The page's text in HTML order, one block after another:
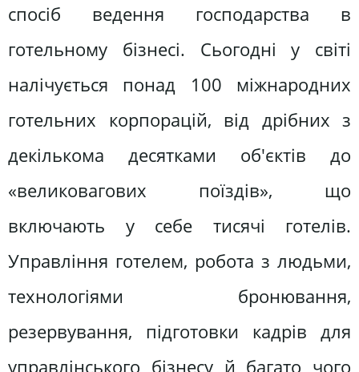
спосіб ведення господарства в
готельному бізнесі. Сьогодні у світі
налічується понад 100 міжнародних
готельних корпорацій, від дрібних з
декількома десятками об'єктів до
«великовагових поїздів», що
включають у себе тисячі готелів.
Управління готелем, робота з людьми,
технологіями бронювання,
резервування, підготовки кадрів для
управлінського бізнесу й багато чого